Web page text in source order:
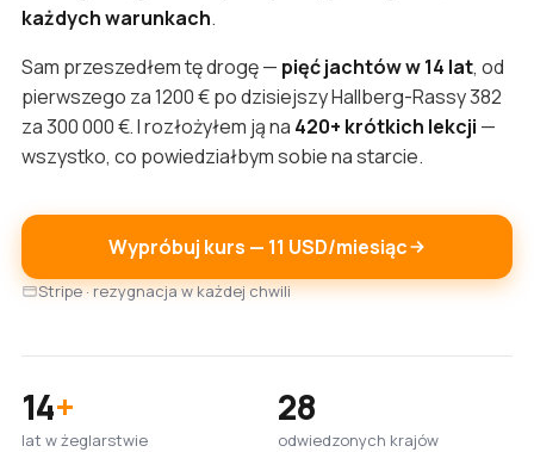
każdych warunkach.
Sam przeszedłem tę drogę — pięć jachtów w 14 lat, od
pierwszego za 1200 € po dzisiejszy Hallberg-Rassy 382
za 300 000 €. I rozłożyłem ją na 420+ krótkich lekcji —
wszystko, co powiedziałbym sobie na starcie.
Wypróbuj kurs — 11 USD/miesiąc
Stripe · rezygnacja w każdej chwili
14+
lat w żeglarstwie
28
odwiedzonych krajów